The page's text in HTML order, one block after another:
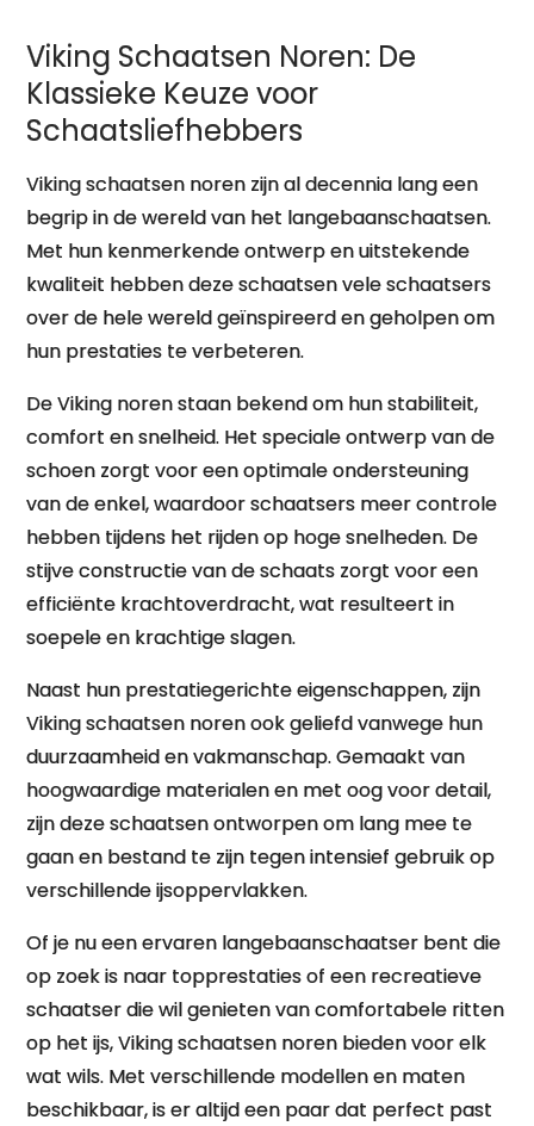
Viking Schaatsen Noren: De
Klassieke Keuze voor
Schaatsliefhebbers
Viking schaatsen noren zijn al decennia lang een
begrip in de wereld van het langebaanschaatsen.
Met hun kenmerkende ontwerp en uitstekende
kwaliteit hebben deze schaatsen vele schaatsers
over de hele wereld geïnspireerd en geholpen om
hun prestaties te verbeteren.
De Viking noren staan bekend om hun stabiliteit,
comfort en snelheid. Het speciale ontwerp van de
schoen zorgt voor een optimale ondersteuning
van de enkel, waardoor schaatsers meer controle
hebben tijdens het rijden op hoge snelheden. De
stijve constructie van de schaats zorgt voor een
efficiënte krachtoverdracht, wat resulteert in
soepele en krachtige slagen.
Naast hun prestatiegerichte eigenschappen, zijn
Viking schaatsen noren ook geliefd vanwege hun
duurzaamheid en vakmanschap. Gemaakt van
hoogwaardige materialen en met oog voor detail,
zijn deze schaatsen ontworpen om lang mee te
gaan en bestand te zijn tegen intensief gebruik op
verschillende ijsoppervlakken.
Of je nu een ervaren langebaanschaatser bent die
op zoek is naar topprestaties of een recreatieve
schaatser die wil genieten van comfortabele ritten
op het ijs, Viking schaatsen noren bieden voor elk
wat wils. Met verschillende modellen en maten
beschikbaar, is er altijd een paar dat perfect past